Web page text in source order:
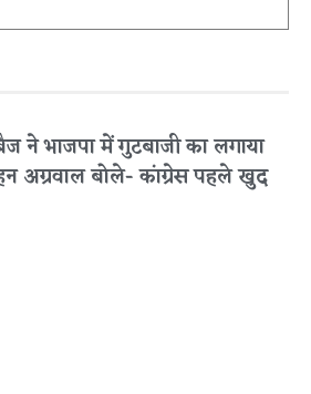
ने भाजपा में गुटबाजी का लगाया
अग्रवाल बोले- कांग्रेस पहले खुद